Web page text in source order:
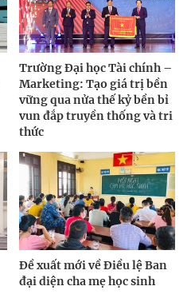
Trường Đại học Tài chính –
Marketing: Tạo giá trị bền
vững qua nửa thế kỷ bền bỉ
vun đắp truyền thống và tri
thức
Đề xuất mới về Điều lệ Ban
đại diện cha mẹ học sinh